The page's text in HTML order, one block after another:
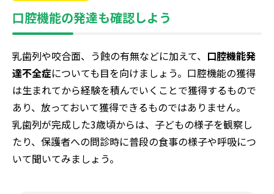
口腔機能の発達も確認しよう
乳歯列や咬合面、う蝕の有無などに加えて、 口腔機能発
達不全症についても目を向けましょう。口腔機能の獲得
は生まれてから経験を積んでいくことで獲得するもので
あり、放っておいて獲得できるものではありません。
乳歯列が完成した3歳頃からは、子どもの様子を観察し
たり、保護者への問診時に普段の食事の様子や呼吸につ
いて聞いてみましょう。